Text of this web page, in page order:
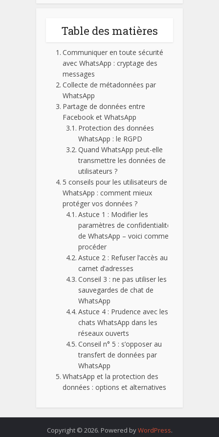
Table des matières
Communiquer en toute sécurité
avec WhatsApp : cryptage des
messages
Collecte de métadonnées par
WhatsApp
Partage de données entre
Facebook et WhatsApp
Protection des données
WhatsApp : le RGPD
Quand WhatsApp peut-elle
transmettre les données de ses
utilisateurs ?
5 conseils pour les utilisateurs de
WhatsApp : comment mieux
protéger vos données ?
Astuce 1 : Modifier les
paramètres de confidentialité
de WhatsApp – voici comment
procéder
Astuce 2 : Refuser l’accès au
carnet d’adresses
Conseil 3 : ne pas utiliser les
sauvegardes de chat de
WhatsApp
Astuce 4 : Prudence avec les
chats WhatsApp dans les
réseaux ouverts
Conseil n° 5 : s’opposer au
transfert de données par
WhatsApp
WhatsApp et la protection des
données : options et alternatives
Copyright © 2026. Powered byWordPress.